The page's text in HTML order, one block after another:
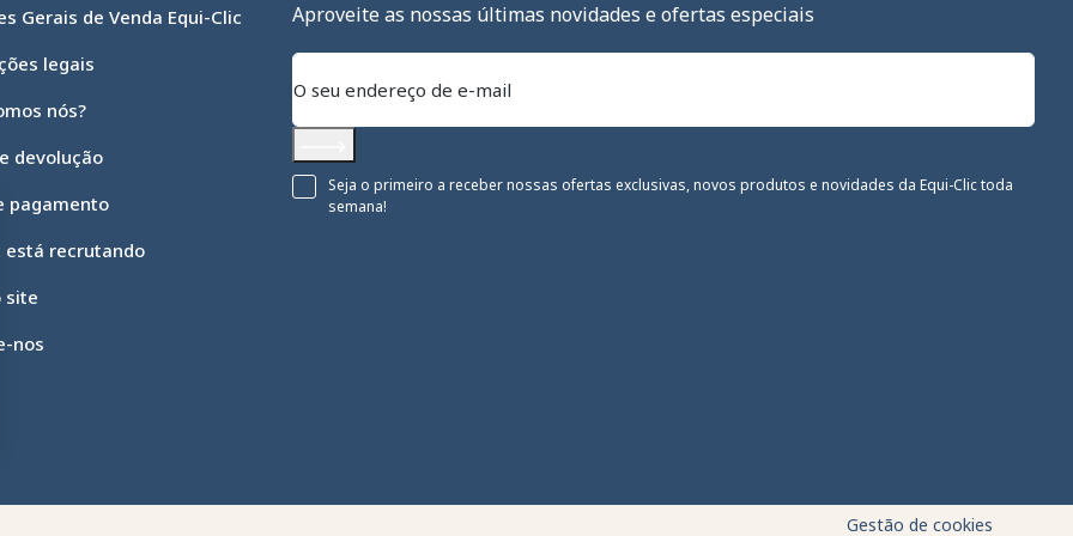
configurações de privacidade, garantindo conformidade com as regulamentações. Personalize suas preferências para
Gerais de Venda Equi-Clic
legais
nós?
devolução
pagamento
está recrutando
site
nos
Aproveite as nossas últimas novidades e ofertas especiais
Subscrever
Seja o primeiro a receber nossas ofertas exclusivas, novos produtos e novidades da Equi-Clic toda
semana!
Gestão de cookies